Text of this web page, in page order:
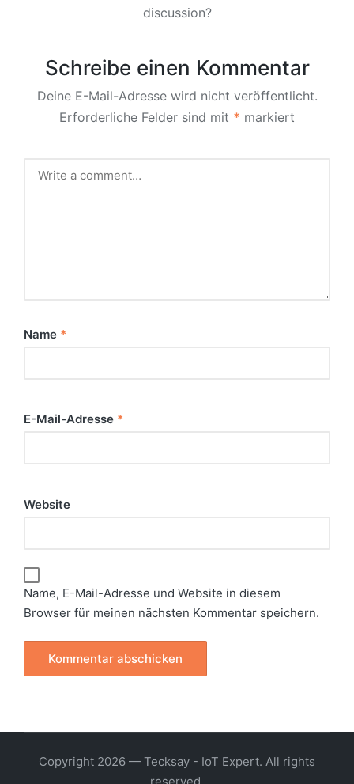
discussion?
Schreibe einen Kommentar
Deine E-Mail-Adresse wird nicht veröffentlicht.
Erforderliche Felder sind mit * markiert
Name *
E-Mail-Adresse *
Website
Name, E-Mail-Adresse und Website in diesem
Browser für meinen nächsten Kommentar speichern.
Copyright 2026 — Tecksay - IoT Expert. All rights